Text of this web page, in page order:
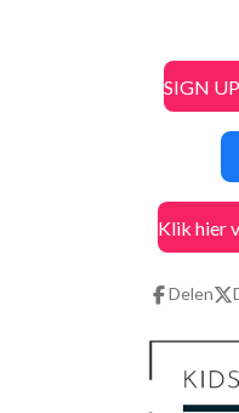
SIGN
Klik hier
Delen